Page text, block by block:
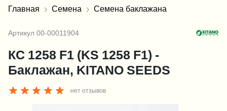
Главная Семена Семена баклажана
Артикул 00-00011904
КС 1258 F1 (KS 1258 F1) -
Баклажан, KITANO SEEDS
нет отзывов